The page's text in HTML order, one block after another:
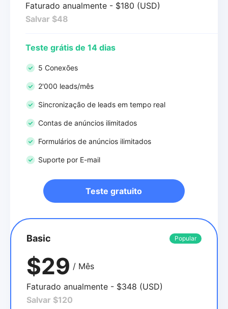
Faturado anualmente - $180 (USD)
Salvar $48
Teste grátis de 14 dias
5 Conexões
2'000 leads/mês
Sincronização de leads em tempo real
Contas de anúncios ilimitados
Formulários de anúncios ilimitados
Suporte por E-mail
Teste gratuito
Basic Popular
$29 / Mês
Faturado anualmente - $348 (USD)
Salvar $120